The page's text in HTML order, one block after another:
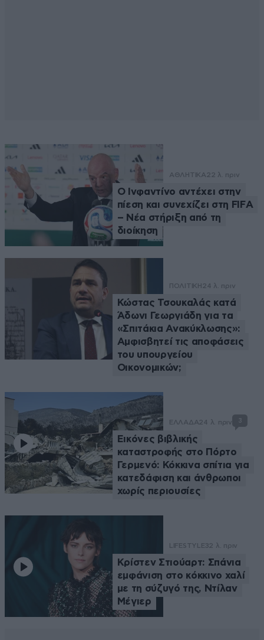
ΑΘΛΗΤΙΚΑ22 λ. πριν
Ο Ινφαντίνο αντέχει στην
πίεση και συνεχίζει στη FIFA
– Νέα στήριξη από τη
διοίκηση
ΠΟΛΙΤΙΚΗ 24 λ. πριν
Κώστας Τσουκαλάς κατά
Άδωνι Γεωργιάδη για τα
«Σπιτάκια Ανακύκλωσης»:
Αμφισβητεί τις αποφάσεις
του υπουργείου
Οικονομικών;
ΕΛΛΑΔΑ24 λ. πριν 3
Εικόνες βιβλικής
καταστροφής στο Πόρτο
Γερμενό: Κόκκινα σπίτια για
κατεδάφιση και άνθρωποι
χωρίς περιουσίες
LIFESTYLE32 λ. πριν
Κρίστεν Στιούαρτ: Σπάνια
εμφάνιση στο κόκκινο χαλί
με τη σύζυγό της, Ντίλαν
Μέγιερ